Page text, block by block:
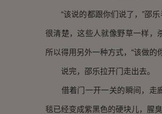
“该说的都跟你们说了，”邵乐
很清楚，这些人就像野草一样，
所以得用另外一种方式，“该做的
说完，邵乐拉开门走出去。
借着门一开一关的瞬间，走廊
毯已经变成紫黑色的硬块儿，腥